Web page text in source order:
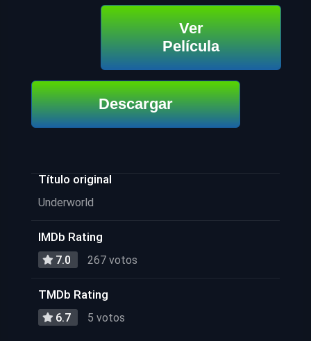
Ver
Película
Descargar
Título original
Underworld
IMDb Rating
7.0 267 votos
TMDb Rating
6.7 5 votos